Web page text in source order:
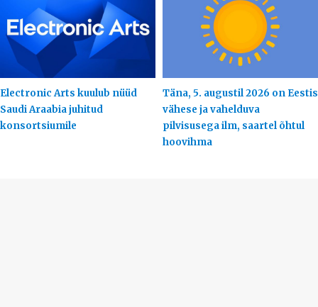
Electronic Arts kuulub nüüd
Saudi Araabia juhitud
konsortsiumile
Täna, 5. augustil 2026 on Eestis
vähese ja vahelduva
pilvisusega ilm, saartel õhtul
hoovihma